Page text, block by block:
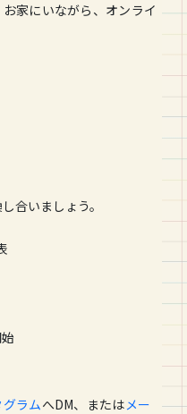
家にいながら、オンライ
合いましょう。
ラムへDM、またはメー